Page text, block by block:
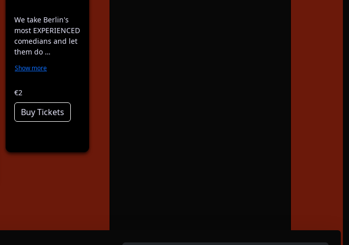
We take Berlin's
most EXPERIENCED
comedians and let
them do …
Show more
€2
Buy Tickets